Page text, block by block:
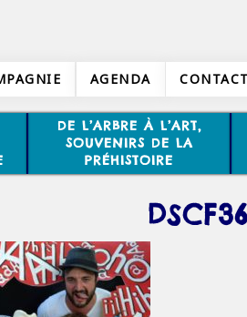
AGENDA CONTACT
DE L’ARBRE À L’ART,
SOUVENIRS DE LA
PRÉHISTOIRE